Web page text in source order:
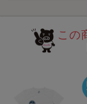
この